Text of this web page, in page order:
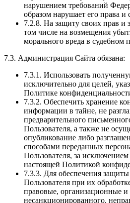
нарушением требований
образом нарушает его права и
7.2.8. На защиту своих прав и
том числе на возмещения
морального вреда в судебном
7.3. Администрация Сайта обязана:
7.3.1. Использовать
исключительно для целей,
Политике
7.3.2. Обеспечить хранение
информации в тайне, не
предварительного
Пользователя, а также не
опубликование либо
способами переданных
Пользователя, за
настоящей Политикой
7.3.3. Для обеспечения
Пользователя при их
правовые, организационные
несанкционированного,